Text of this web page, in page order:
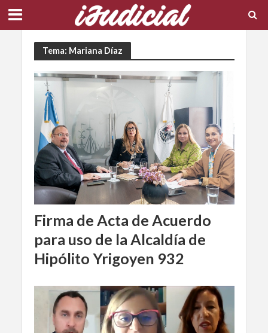
Tema: Mariana Díaz
Firma de Acta de Acuerdo
para uso de la Alcaldía de
Hipólito Yrigoyen 932